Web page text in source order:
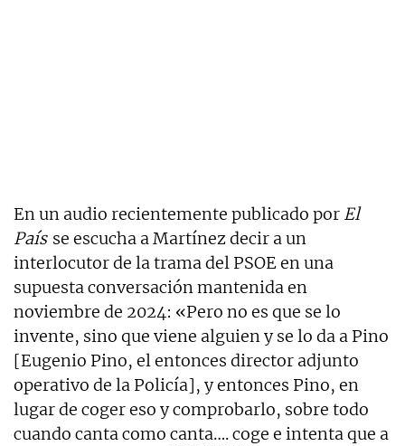
En un audio recientemente publicado por El
País se escucha a Martínez decir a un
interlocutor de la trama del PSOE en una
supuesta conversación mantenida en
noviembre de 2024: «Pero no es que se lo
invente, sino que viene alguien y se lo da a Pino
[Eugenio Pino, el entonces director adjunto
operativo de la Policía], y entonces Pino, en
lugar de coger eso y comprobarlo, sobre todo
cuando canta como canta…. coge e intenta que a